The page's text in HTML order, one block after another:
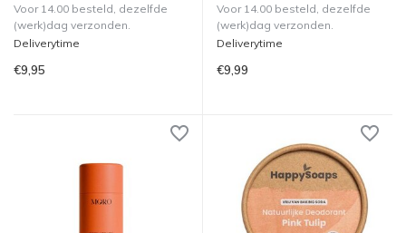
Voor 14.00 besteld, dezelfde
(werk)dag verzonden.
Deliverytime
€9,95
Voor 14.00 besteld, dezelfde
(werk)dag verzonden.
Deliverytime
€9,99